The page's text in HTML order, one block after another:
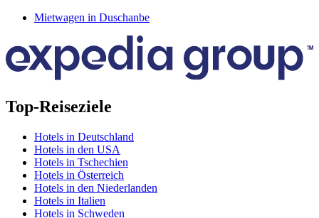
Mietwagen in Duschanbe
Top-Reiseziele
Hotels in Deutschland
Hotels in den USA
Hotels in Tschechien
Hotels in Österreich
Hotels in den Niederlanden
Hotels in Italien
Hotels in Schweden